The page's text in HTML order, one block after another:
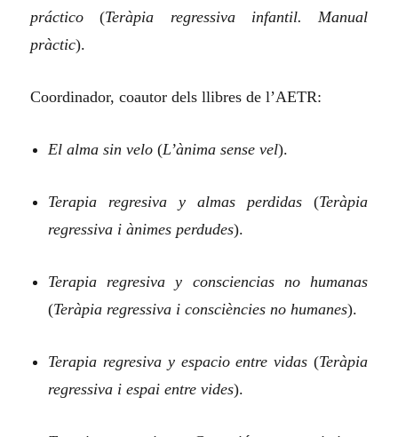
práctico (Teràpia regressiva infantil. Manual
pràctic).
Coordinador, coautor dels llibres de l’AETR:
El alma sin velo (L’ànima sense vel).
Terapia regresiva y almas perdidas(Teràpia
regressiva i ànimes perdudes).
Terapia regresiva y consciencias no humanas
(Teràpia regressiva i consciències no humanes).
Terapia regresiva y espacio entre vidas(Teràpia
regressiva i espai entre vides).